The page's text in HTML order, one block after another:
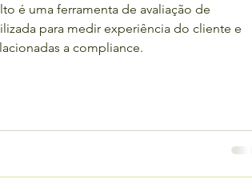
é uma ferramenta de avaliação de
para medir experiência do cliente e
a compliance.